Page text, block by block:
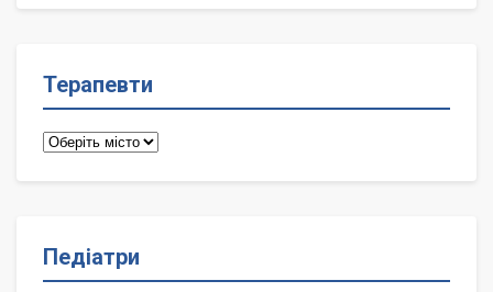
Терапевти
Терапевти
Педіатри